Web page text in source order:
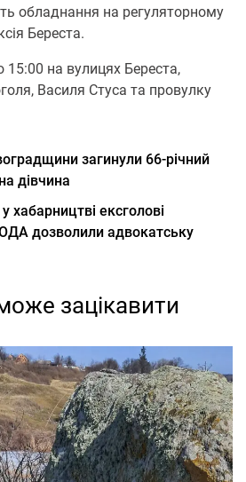
обладнання на регуляторному
Береста.
15:00 на вулицях Береста,
Василя Стуса та провулку
загинули 66-річний
дівчина
хабарництві ексголові
ОДА дозволили адвокатську
зацікавити